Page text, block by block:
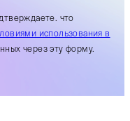
что
использования в
через эту форму.